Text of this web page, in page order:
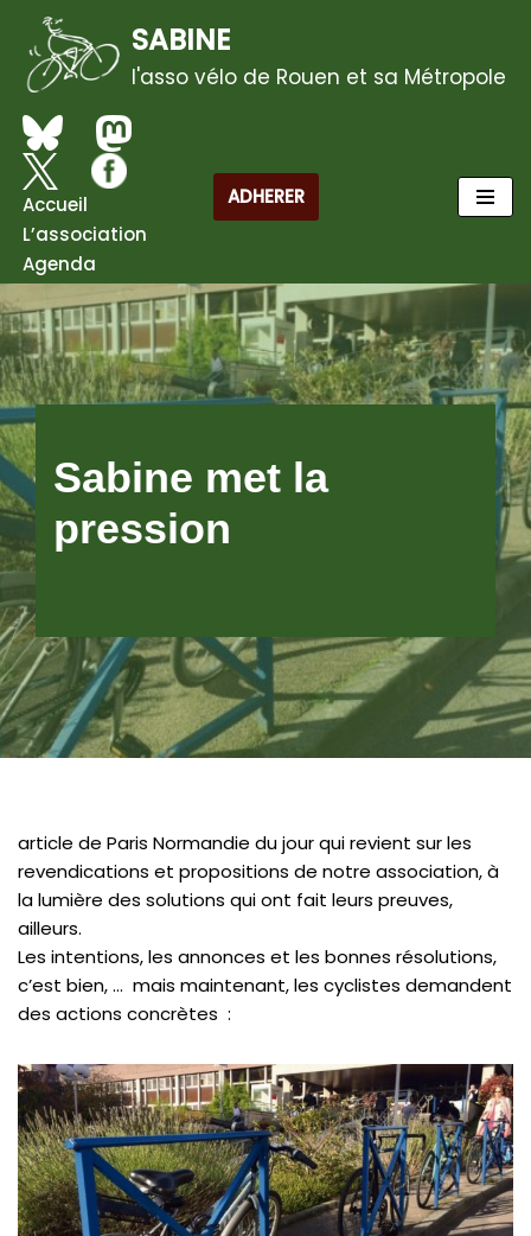
Aller
au
contenu
SABINE
l'asso vélo de Rouen et sa Métropole
Accueil
L’association
Agenda
ADHERER
Sabine met la
pression
article de Paris Normandie du jour qui revient sur les
revendications et propositions de notre association, à
la lumière des solutions qui ont fait leurs preuves,
ailleurs.
Les intentions, les annonces et les bonnes résolutions,
c’est bien, … mais maintenant, les cyclistes demandent
des actions concrètes :